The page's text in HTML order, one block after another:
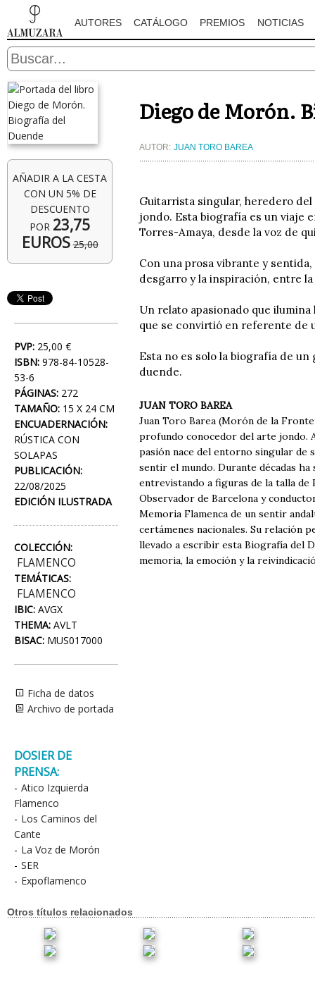
AUTORES CATÁLOGO PREMIOS NOTICIAS
AÑADIR A LA CESTA
CON UN 5% DE
DESCUENTO
POR 23,75
EUROS 25,00
PVP: 25,00 €
ISBN: 978-84-10528-
53-6
PÁGINAS: 272
TAMAÑO: 15 X 24 CM
ENCUADERNACIÓN:
RÚSTICA CON
SOLAPAS
PUBLICACIÓN:
22/08/2025
EDICIÓN ILUSTRADA
COLECCIÓN:
FLAMENCO
TEMÁTICAS:
FLAMENCO
IBIC: AVGX
THEMA: AVLT
BISAC: MUS017000
Ficha de datos
Archivo de portada
DOSIER DE
PRENSA:
- Atico Izquierda
Flamenco
- Los Caminos del
Cante
- La Voz de Morón
- SER
- Expoflamenco
Diego de Morón.
AUTOR: JUAN TORO BAREA
Guitarrista singular, heredero
jondo. Esta biografía es un viaje
Torres-Amaya, desde la voz de
Con una prosa vibrante y
desgarro y la inspiración, entre
Un relato apasionado que
que se convirtió en referente de
Esta no es solo la biografía de
duende.
JUAN TORO BAREA
Juan Toro Barea (Morón de la
profundo conocedor del arte jondo.
pasión nace del entorno singular de
sentir el mundo. Durante décadas
entrevistando a figuras de la talla de
Observador de Barcelona y
Memoria Flamenca de un sentir
certámenes nacionales. Su relación
llevado a escribir esta Biografía del
memoria, la emoción y la
Otros títulos relacionados